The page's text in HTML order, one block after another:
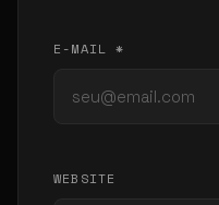
E-MAIL *
WEBSITE